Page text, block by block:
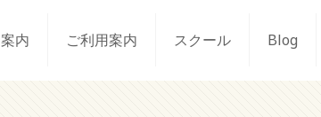
内 ご利用案内 スクール Blog